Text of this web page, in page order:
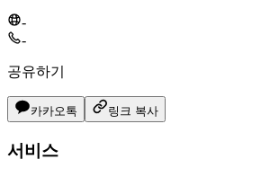
-
-
공유하기
카카오톡 링크 복사
서비스